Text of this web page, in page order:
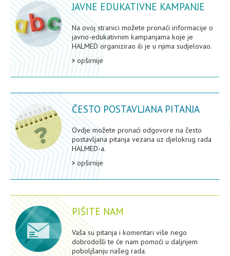
JAVNE EDUKATIVNE KAMPANJE
Na ovoj stranici možete pronaći informacije o
javno-edukativnim kampanjama koje je
HALMED organizirao ili je u njima sudjelovao.
opširnije
ČESTO POSTAVLJANA PITANJA
Ovdje možete pronaći odgovore na često
postavljana pitanja vezana uz djelokrug rada
HALMED-a.
opširnije
PIŠITE NAM
Vaša su pitanja i komentari više nego
dobrodošli te će nam pomoći u daljnjem
poboljšanju našeg rada.